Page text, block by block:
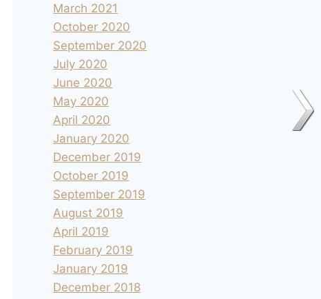
March 2021
October 2020
September 2020
July 2020
June 2020
May 2020
April 2020
January 2020
December 2019
October 2019
September 2019
August 2019
April 2019
February 2019
January 2019
December 2018